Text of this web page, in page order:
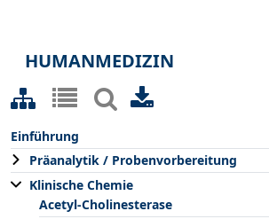
HUMANMEDIZIN
Einführung
Präanalytik / Probenvorbereitung
Klinische Chemie
Acetyl-Cholinesterase